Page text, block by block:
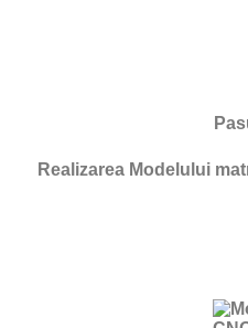
Realizarea Modelului